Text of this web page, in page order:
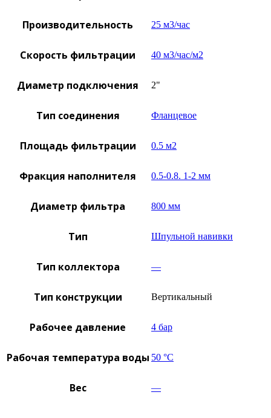
Производительность 25 м3/час
Скорость фильтрации 40 м3/час/м2
Диаметр подключения 2"
Тип соединения Фланцевое
Площадь фильтрации 0.5 м2
Фракция наполнителя 0.5-0.8. 1-2 мм
Диаметр фильтра 800 мм
Тип Шпульной навивки
Тип коллектора —
Тип конструкции Вертикальный
Рабочее давление 4 бар
Рабочая температура воды 50 °C
Вес —